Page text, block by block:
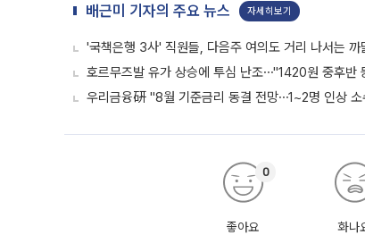
배근미 기자의 주요 뉴스 자세히보기
'국책은행 3사' 직원들, 다음주 여의도 거리 나서는 까
호르무즈발 유가 상승에 투심 난조⋯"1420원 중후반
우리금융硏 "8월 기준금리 동결 전망⋯1~2명 인상
좋아요
0
화나